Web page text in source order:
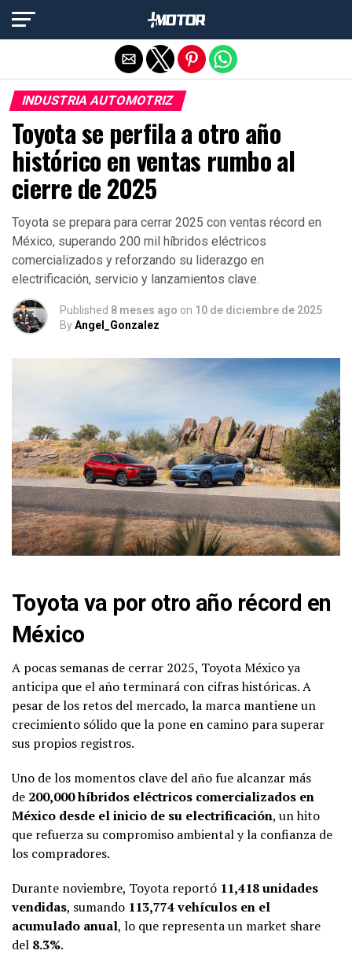
INDUSTRIA AUTOMOTRIZ
Toyota se perfila a otro año
histórico en ventas rumbo al
cierre de 2025
Toyota se prepara para cerrar 2025 con ventas récord en
México, superando 200 mil híbridos eléctricos
comercializados y reforzando su liderazgo en
electrificación, servicio y lanzamientos clave.
Published 8 meses ago on 10 de diciembre de 2025
ByAngel_Gonzalez
Toyota va por otro año récord en
México
A pocas semanas de cerrar 2025, Toyota México ya
anticipa que el año terminará con cifras históricas. A
pesar de los retos del mercado, la marca mantiene un
crecimiento sólido que la pone en camino para superar
sus propios registros.
Uno de los momentos clave del año fue alcanzar más
de 200,000 híbridos eléctricos comercializados en
México desde el inicio de su electrificación, un hito
que refuerza su compromiso ambiental y la confianza de
los compradores.
Durante noviembre, Toyota reportó 11,418 unidades
vendidas, sumando 113,774 vehículos en el
acumulado anual, lo que representa un market share
del 8.3%.
Salir de la versión móvil